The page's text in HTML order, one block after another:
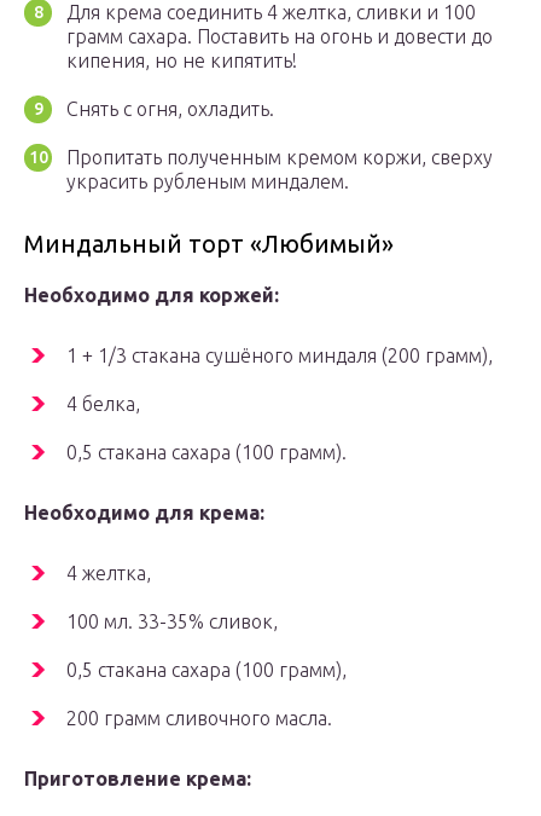
Для крема соединить 4 желтка, сливки и 100
грамм сахара. Поставить на огонь и довести до
кипения, но не кипятить!
Снять с огня, охладить.
Пропитать полученным кремом коржи, сверху
украсить рубленым миндалем.
Миндальный торт «Любимый»
Необходимо для коржей:
1 + 1/3 стакана сушёного миндаля (200 грамм),
4 белка,
0,5 стакана сахара (100 грамм).
Необходимо для крема:
4 желтка,
100 мл. 33-35% сливок,
0,5 стакана сахара (100 грамм),
200 грамм сливочного масла.
Приготовление крема: